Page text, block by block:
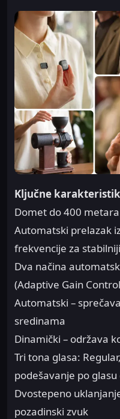
Ključne
Domet do 400 metara
Automatski prelazak
frekvencije za
Dva načina
(Adaptive Gain
Automatski –
sredinama
Dinamički – održava
Tri tona glasa:
podešavanje po
Dvostepeno
pozadinski zvuk